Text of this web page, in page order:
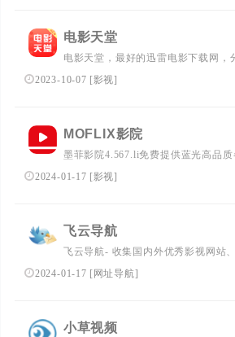
电影天堂
电影天堂，最好的迅雷电影下载网，
影下载！
2023-10-07 [影视]
MOFLIX影院
墨菲影院4.567.li免费提供蓝光高品
剧|日剧|台剧|日漫免费在线观看
2024-01-17 [影视]
飞云导航
飞云导航- 收集国内外优秀影视网站
站、灵感创意网站、素材资源网站，
2024-01-17 [网址导航]
小草视频